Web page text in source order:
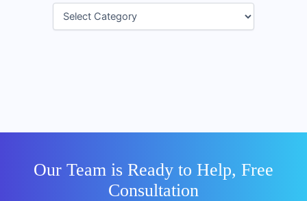
Our Team is Ready to Help, Free
Consultation